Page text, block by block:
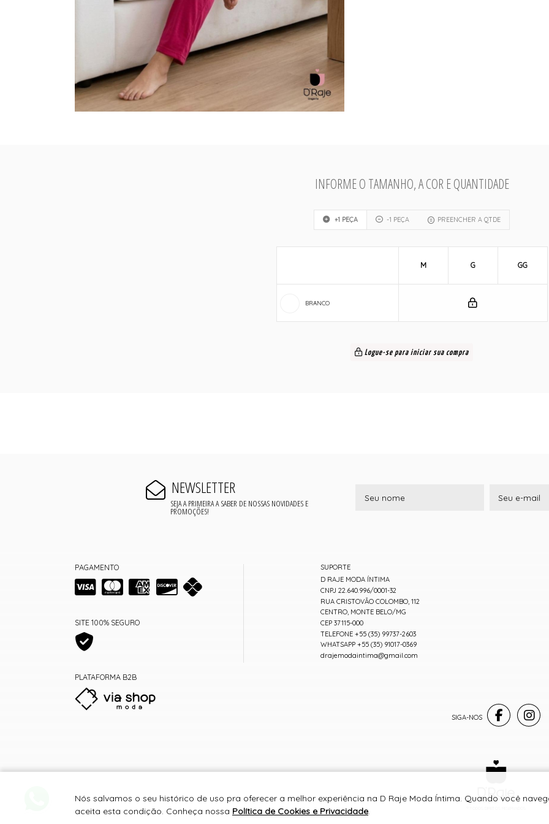
INFORME O TAMANHO, A COR E QUANTIDADE
+1 PEÇA -1 PEÇA PREENCHER A QTDE
BRANCO
M G GG
Logue-se para iniciar sua compra
NEWSLETTER
SEJA A PRIMEIRA A SABER DE NOSSAS NOVIDADES E
PROMOÇÕES!
PAGAMENTO
SITE 100% SEGURO
PLATAFORMA B2B
SUPORTE
D RAJE MODA ÍNTIMA
CNPJ 22.640.996/0001-32
RUA CRISTOVÃO COLOMBO, 112
CENTRO, MONTE BELO/MG
CEP 37115-000
TELEFONE +55 (35) 99737-2603
WHATSAPP +55 (35) 91017-0369
drajemodaintima@gmail.com
Nós salvamos o seu histórico de uso pra oferecer a melhor experiência na D Raje Moda Íntima. Quando você
aceita esta condição. Conheça nossa Política de Cookies e Privacidade.